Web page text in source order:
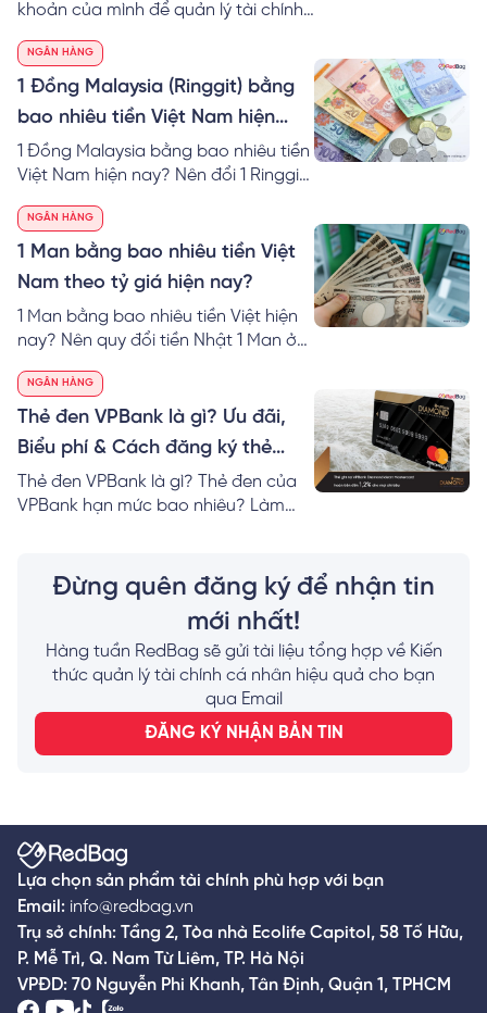
khoản của mình để quản lý tài chính
RedBag khám phá ngay cách rút
tiền từ tài khoản thoại về thẻ ngân
hàng chi tiết.
NGÂN HÀNG
1 Đồng Malaysia (Ringgit) bằng
bao nhiêu tiền Việt Nam hiện
nay?
1 Đồng Malaysia bằng bao nhiêu tiền
Việt Nam hiện nay? Nên đổi 1 Ringgit
Malaysia bằng bao nhiêu tiền Việt tại
40 ngân hàng.
NGÂN HÀNG
1 Man bằng bao nhiêu tiền Việt
Nam theo tỷ giá hiện nay?
1 Man bằng bao nhiêu tiền Việt hiện
nay? Nên quy đổi tiền Nhật 1 Man ở
nơi đổi 1 Man VND hôm nay giá tốt
nhất!
NGÂN HÀNG
Thẻ đen VPBank là gì? Ưu đãi,
Biểu phí & Cách đăng ký thẻ
Online
Thẻ đen VPBank là gì? Thẻ đen của
VPBank hạn mức bao nhiêu? Làm
đen của VPBank nhanh nhất!
Đừng quên đăng ký để nhận tin
mới nhất!
Hàng tuần RedBag sẽ gửi tài liệu tổng hợp về Kiến
thức quản lý tài chính cá nhân hiệu quả cho bạn
qua Email
ĐĂNG KÝ NHẬN BẢN TIN
Lựa chọn sản phẩm tài chính phù hợp với bạn
Email: info@redbag.vn
Trụ sở chính: Tầng 2, Tòa nhà Ecolife Capitol, 58 Tố Hữu,
P. Mễ Trì, Q. Nam Từ Liêm, TP. Hà Nội
VPĐD: 70 Nguyễn Phi Khanh, Tân Định, Quận 1, TPHCM